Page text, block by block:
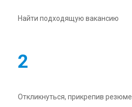
Найти подходящую вакансию
2
Откликнуться, прикрепив резюме